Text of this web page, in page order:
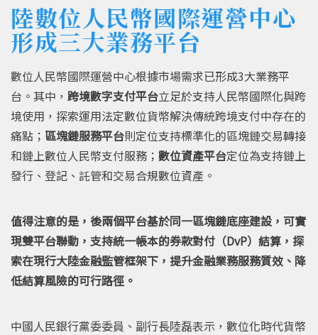
陸數位人民幣國際運營中心
形成三大業務平台
數位人民幣國際運營中心根據市場需求已形成3大業務平
台。其中， 跨境數字支付平台立足於支持人民幣國際化與跨
境使用，探索運用法定數位貨幣解決傳統跨境支付中存在的
痛點； 區塊鏈服務平台則定位支持標準化的區塊鏈交易轉接
和鏈上數位人民幣支付服務； 數位資產平台定位為支持鏈上
發行、登記、託管和交易合規數位資產。
值得注意的是，後兩個平台基於同一區塊鏈底座建設，可實
現雙平台聯動，支持統一帳本的券款對付（DvP）結算，探
索在現行大陸金融監管框架下，提升金融業務服務質效、降
低結算風險的可行路徑。
中國人民銀行黨委委員、副行長陸磊表示，數位化時代貨幣